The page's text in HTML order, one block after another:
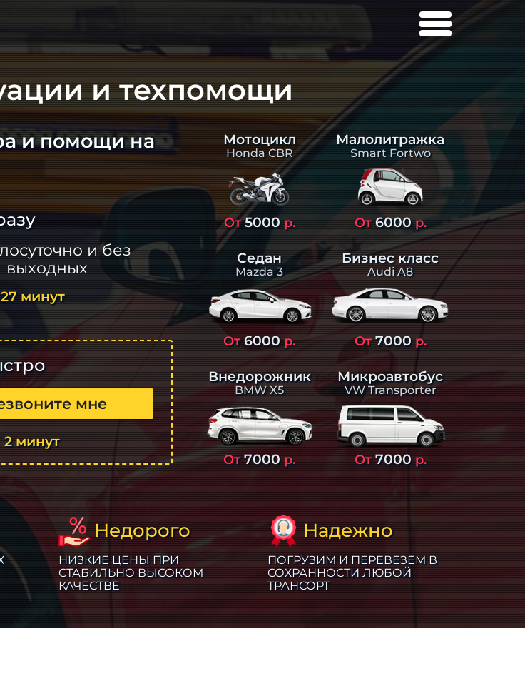
и техпомощи
и помощи на
и без
выходных
27 минут
мне
2 минут
Мотоцикл
Honda CBR
От5000р.
Малолитражка
Smart Fortwo
От6000р.
Седан
Mazda 3
От6000р.
Бизнес класс
Audi A8
От7000р.
Внедорожник
BMW X5
От7000р.
Микроавтобус
VW Transporter
От7000р.
Недорого
НИЗКИЕ ЦЕНЫ ПРИ
СТАБИЛЬНО ВЫСОКОМ
КАЧЕСТВЕ
Надежно
ПОГРУЗИМ И ПЕРЕВЕЗЕМ В
СОХРАННОСТИ ЛЮБОЙ
ТРАНСОРТ